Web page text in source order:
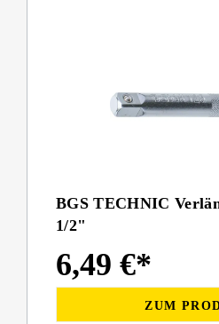
BGS TECHNIC
1/2"
6,49 €*
ZUM